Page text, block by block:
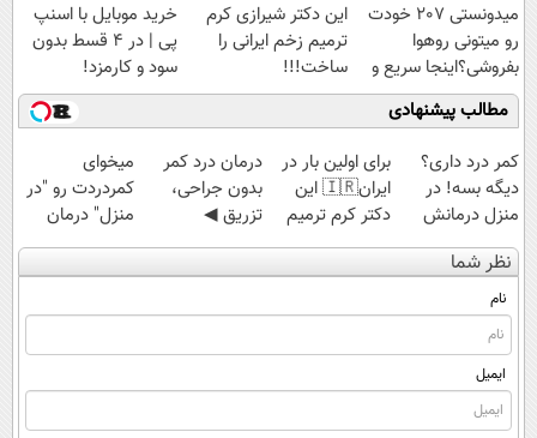
قسطی
میدونستی 207 خودت
رو میتونی روهوا
بفروشی؟اینجا سریع و
راحت بفروش
این دکتر شیرازی کرم
ترمیم زخم ایرانی را
ساخت!!!
خرید موبایل با اسنپ
پی | در ۴ قسط بدون
سود و کارمزد!
مطالب پیشنهادی
کمر درد داری؟
دیگه بسه! در
منزل درمانش
کن
(◀پرسش‌نامه)
برای اولین بار در
ایران🇮🇷 این
دکتر کرم ترمیم
کننده 23 روزه
ساخت!
درمان درد کمر
بدون جراحی،
تزریق ◀
پرسش‌نامه رو پر
کن ▶
میخوای
کمردردت رو "در
منزل" درمان
کنی؟ (◂فیلم +
◂پرسش‌نامه)
نظر شما
نام
ایمیل